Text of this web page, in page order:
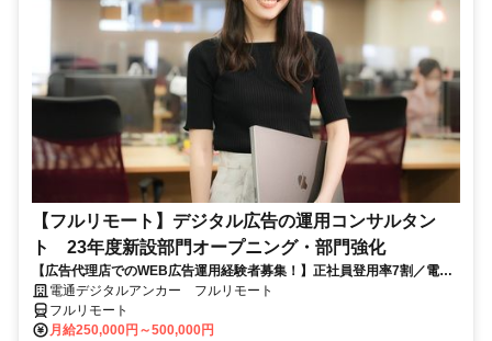
【フルリモート】デジタル広告の運用コンサルタン
ト 23年度新設部門オープニング・部門強化
【広告代理店でのWEB広告運用経験者募集！】正社員登用率7割／電通
G／全国×完全在宅／年休126日・土日祝休み／残業月平均4時間19分
電通デジタルアンカー フルリモート
フルリモート
月給250,000円～500,000円